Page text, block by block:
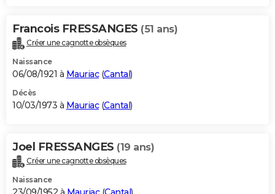
Francois FRESSANGES (51 ans)
Créer une cagnotte obsèques
Naissance
06/08/1921 à Mauriac(Cantal)
Décès
10/03/1973 à Mauriac(Cantal)
Joel FRESSANGES (19 ans)
Créer une cagnotte obsèques
Naissance